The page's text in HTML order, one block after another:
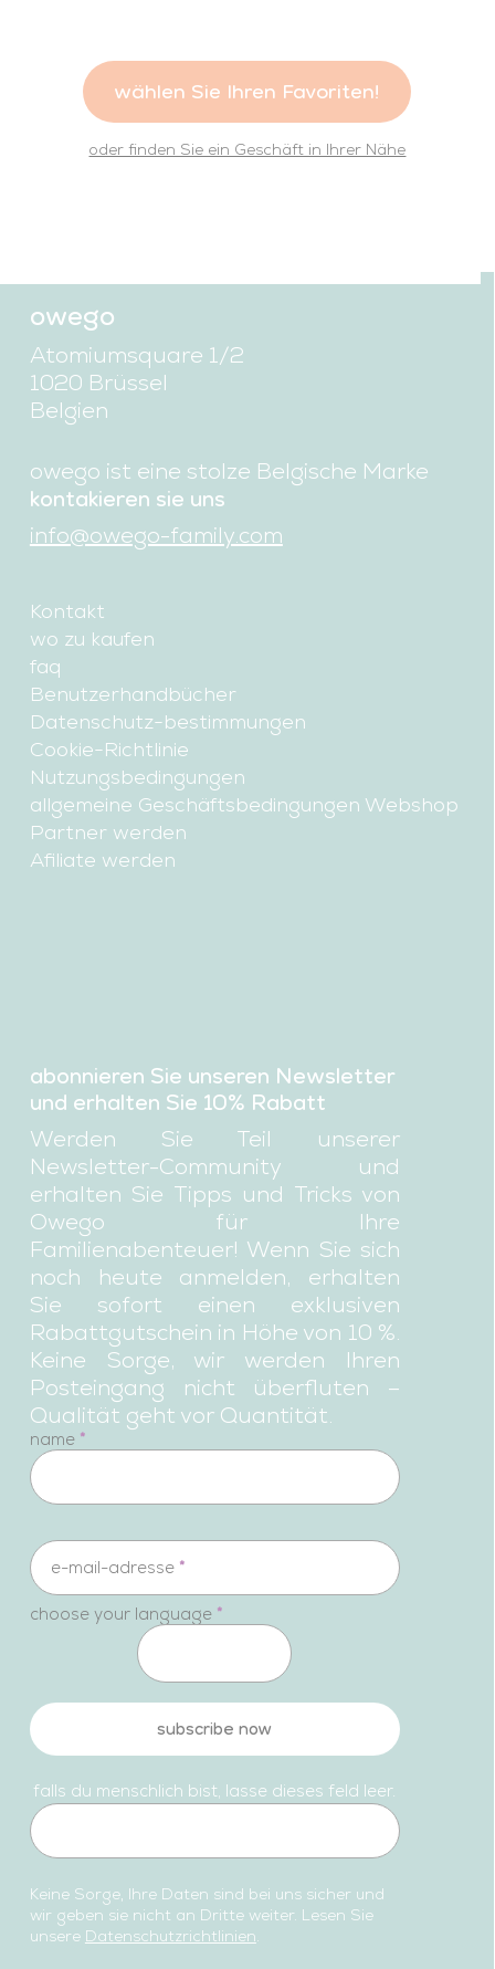
wählen Sie Ihren Favoriten!
oder finden Sie ein Geschäft in Ihrer Nähe
owego
Atomiumsquare 1/2
1020 Brüssel
Belgien
owego ist eine stolze Belgische Marke
kontakieren sie uns
info@owego-family.com
Kontakt
wo zu kaufen
faq
Benutzerhandbücher
Datenschutz-bestimmungen
Cookie-Richtlinie
Nutzungsbedingungen
allgemeine Geschäftsbedingungen Webshop
Partner werden
Afiliate werden
abonnieren Sie unseren Newsletter
und erhalten Sie 10% Rabatt
Werden Sie Teil unserer
Newsletter-Community und
erhalten Sie Tipps und Tricks von
Owego für Ihre
Familienabenteuer! Wenn Sie sich
noch heute anmelden, erhalten
Sie sofort einen exklusiven
Rabattgutschein in Höhe von 10 %.
Keine Sorge, wir werden Ihren
Posteingang nicht überfluten –
Qualität geht vor Quantität.
newsletter
name *
e-mail-adresse *
choose your language *
subscribe now
falls du menschlich bist, lasse dieses feld leer.
Keine Sorge, Ihre Daten sind bei uns sicher und
wir geben sie nicht an Dritte weiter. Lesen Sie
unsere Datenschutzrichtlinien.